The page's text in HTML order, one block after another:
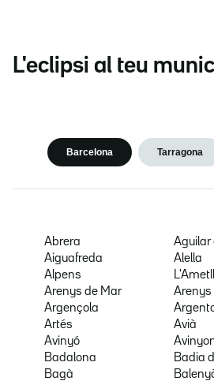
L'eclipsi al teu
Barcelona Tarragona
Abrera
Aguilar
Aiguafreda
Alella
Alpens
Arenys de Mar
Arenys
Argençola
Artés
Avià
Avinyó
Badalona
Badia
Bagà